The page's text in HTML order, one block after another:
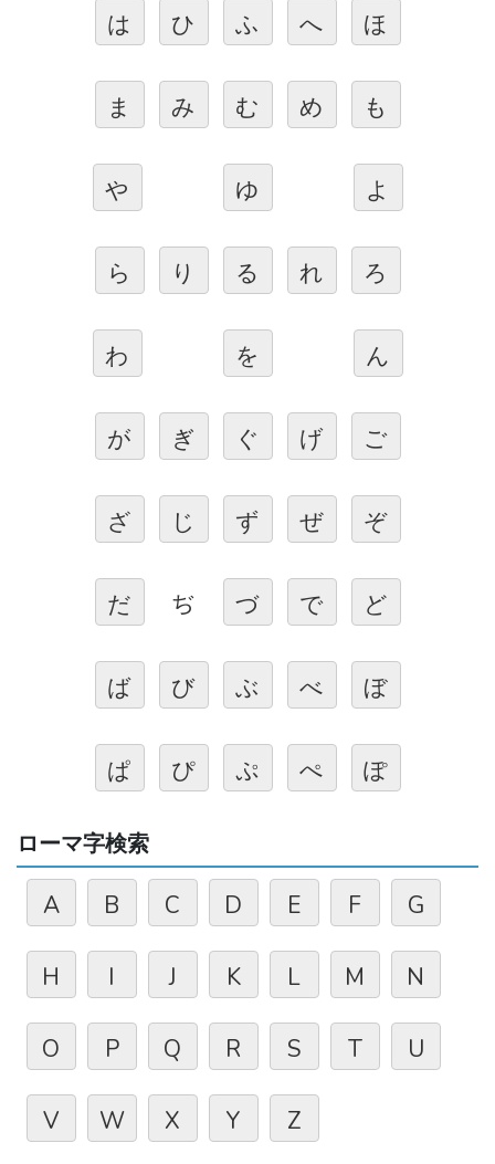
は ひ ふ へ ほ
ま み む め も
や ゆ よ
ら り る れ ろ
わ を ん
が ぎ ぐ げ ご
ざ じ ず ぜ ぞ
だ ぢ づ で ど
ば び ぶ べ ぼ
ぱ ぴ ぷ ぺ ぽ
ローマ字検索
A
B C D E F G
H I J K L M N
O P Q R S T U
V W X Y Z